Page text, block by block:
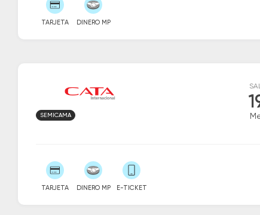
TARJETA DINERO MP
SEMICAMA
TARJETA DINERO MP E-TICKET